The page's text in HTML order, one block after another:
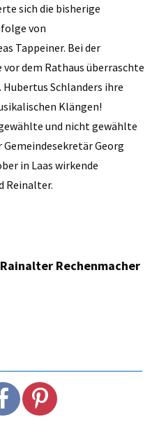
sich die bisherige
von
Tappeiner. Bei der
dem Rathaus überraschte
Schlanders ihre
Klängen!
und nicht gewählte
Georg
in Laas wirkende
Reinalter.
Rechenmacher